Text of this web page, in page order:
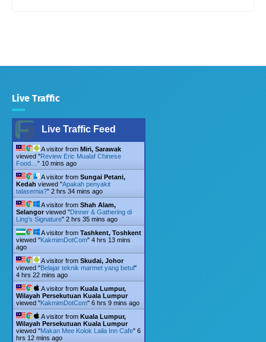
Live Traffic
Live Traffic Feed
A visitor from Miri, Sarawak
viewed "Review Eric Mualaf Chinese
Food… " 10 mins ago
A visitor from Sungai Petani,
Kedah viewed "Apakah penyakit
talasemia?" 2 hrs 34 mins ago
A visitor from Shah Alam,
Selangorviewed "Dinner & Gathering di
Ling's Signature" 2 hrs 35 mins ago
A visitor from Tashkent, Toshkent
viewed "KakmimDotCom" 4 hrs 13 mins
ago
A visitor from Skudai, Johor
viewed "Belajar teknik marmet yang betul"
4 hrs 22 mins ago
A visitor from Kuala Lumpur,
Wilayah Persekutuan Kuala Lumpur
viewed "KakmimDotCom" 6 hrs 9 mins ago
A visitor from Kuala Lumpur,
Wilayah Persekutuan Kuala Lumpur
viewed "Makan Mee Kolok Laila Inn Cafe" 6
hrs 12 mins ago